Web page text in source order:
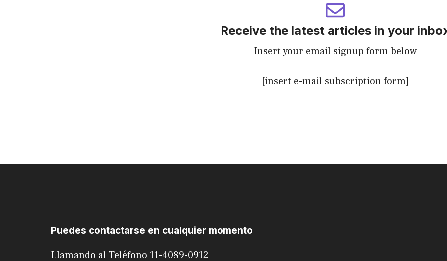
Receive the latest articles in your
Insert your email signup form below
[insert e-mail subscription form]
Puedes contactarse en cualquier momento
Llamando al Teléfono 11-4089-0912